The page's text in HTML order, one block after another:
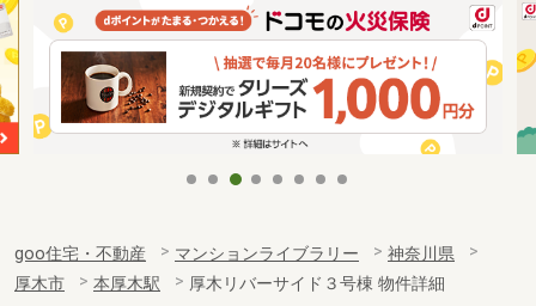
goo住宅・不動産 マンションライブラリー
神奈川県
厚木市
本厚木駅 厚木リバーサイド３号棟 物件詳細